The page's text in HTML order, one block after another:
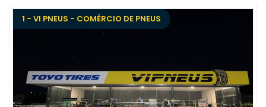
1 - VI PNEUS - COMÉRCIO DE PNEUS